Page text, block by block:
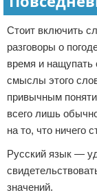
Стоит включить
разговоры о
время и
смыслы этого
привычным
всего лишь
на то, что ничего
Русский язык —
значений.